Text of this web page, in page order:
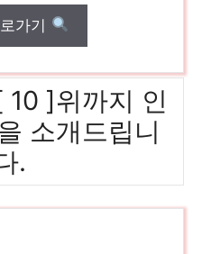
가기
]위까지 인
소개드립니
.